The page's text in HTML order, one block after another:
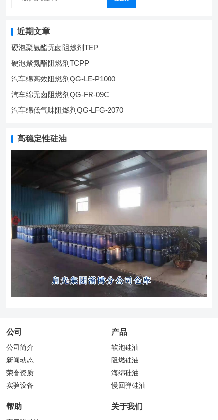
近期文章
硬泡聚氨酯无卤阻燃剂TEP
硬泡聚氨酯阻燃剂TCPP
汽车绵高效阻燃剂QG-LE-P1000
汽车绵无卤阻燃剂QG-FR-09C
汽车绵低气味阻燃剂QG-LFG-2070
高稳定性硅油
公司
公司简介
新闻动态
荣誉资质
实验设备
产品
软泡硅油
阻燃硅油
海绵硅油
慢回弹硅油
帮助 关于我们